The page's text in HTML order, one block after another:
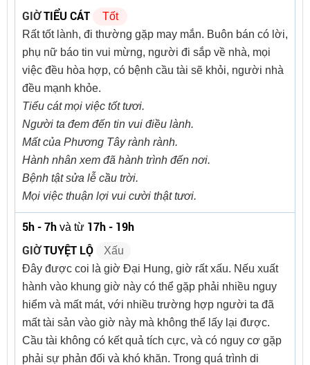
GIỜTIỂU CÁT
Tốt
Rất tốt lành, đi thường gặp may mắn. Buôn bán có lời,
phụ nữ báo tin vui mừng, người đi sắp về nhà, mọi
việc đều hòa hợp, có bệnh cầu tài sẽ khỏi, người nhà
đều mạnh khỏe.
Tiểu cát mọi việc tốt tươi.
Người ta đem đến tin vui điều lành.
Mất của Phương Tây rành rành.
Hành nhân xem đã hành trình đến nơi.
Bệnh tật sửa lễ cầu trời.
Mọi việc thuận lợi vui cười thật tươi.
5h - 7h và từ 17h - 19h
GIỜTUYỆT LỘ
Xấu
Đây được coi là giờ Đại Hung, giờ rất xấu. Nếu xuất
hành vào khung giờ này có thể gặp phải nhiều nguy
hiểm và mất mát, với nhiều trường hợp người ta đã
mất tài sản vào giờ này mà không thể lấy lại được.
Cầu tài không có kết quả tích cực, và có nguy cơ gặp
phải sự phản đối và khó khăn. Trong quá trình di